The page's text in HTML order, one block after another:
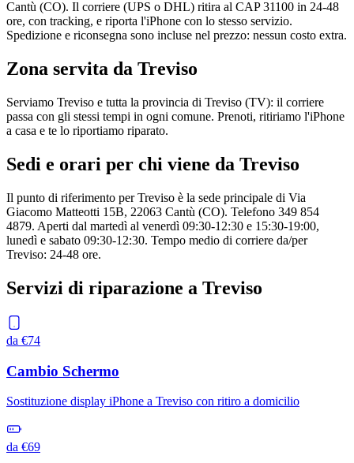
Cantù (CO). Il corriere (UPS o DHL) ritira al CAP 31100 in 24-48
ore, con tracking, e riporta l'iPhone con lo stesso servizio.
Spedizione e riconsegna sono incluse nel prezzo: nessun costo extra.
Zona servita da Treviso
Serviamo Treviso e tutta la provincia di Treviso (TV): il corriere
passa con gli stessi tempi in ogni comune. Prenoti, ritiriamo l'iPhone
a casa e te lo riportiamo riparato.
Sedi e orari per chi viene da Treviso
Il punto di riferimento per Treviso è la sede principale di Via
Giacomo Matteotti 15B, 22063 Cantù (CO). Telefono 349 854
4879. Aperti dal martedì al venerdì 09:30-12:30 e 15:30-19:00,
lunedì e sabato 09:30-12:30. Tempo medio di corriere da/per
Treviso: 24-48 ore.
Servizi di riparazione a Treviso
da €74
Cambio Schermo
Sostituzione display iPhone a Treviso con ritiro a domicilio
da €69